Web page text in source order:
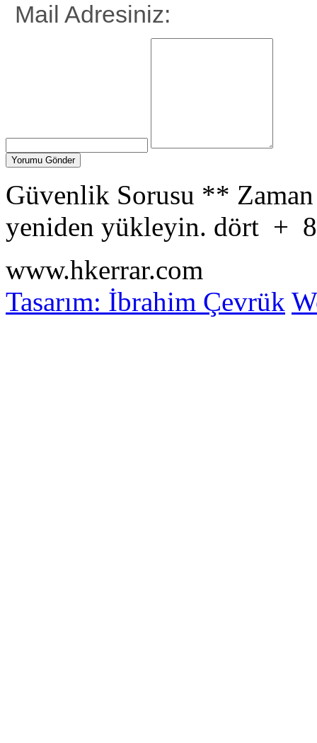
Mail Adresiniz:
Güvenlik Sorusu **
yeniden yükleyin. dört + 8
www.hkerrar.com
Tasarım: İbrahim Çevrük